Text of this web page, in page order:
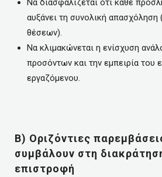
Να διασφαλίζεται ότι κάθε
αυξάνει τη συνολική απασχόληση
θέσεων).
Να κλιμακώνεται η ενίσχυση
προσόντων και την εμπειρία του
εργαζόμενου.
B) Οριζόντιες
συμβάλουν στη
επιστροφή